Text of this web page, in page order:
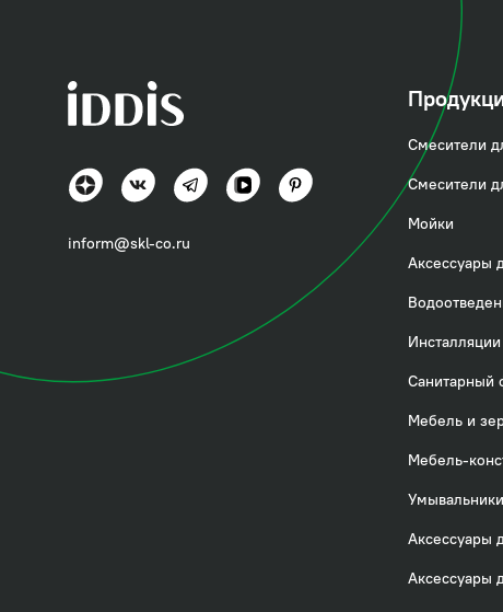
inform@skl-co.ru
Смесители
Смесители
Мойки
Аксессуары
Санитарный
Мебель и
Мебель-
Умывальники
Аксессуары
Аксессуары